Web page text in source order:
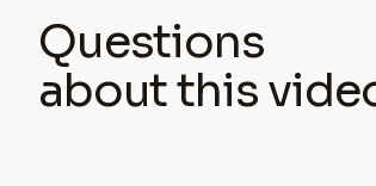
Questions
about this